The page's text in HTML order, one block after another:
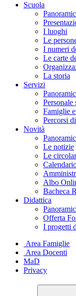
Scuola
I luoghi
Le
I numeri
Le carte
La storia
Servizi
Personale
Famiglie
Percorsi
Novità
Le notizie
Le
Albo
Bacheca
Didattica
Offerta
I progetti
Area Famiglie
Area Docenti
MaD
Privacy